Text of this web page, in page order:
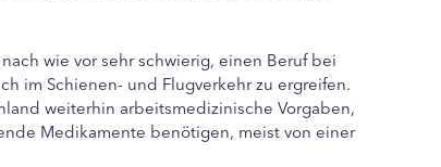
wie vor sehr schwierig, einen Beruf bei
im Schienen- und Flugverkehr zu ergreifen.
weiterhin arbeitsmedizinische Vorgaben,
Medikamente benötigen, meist von einer